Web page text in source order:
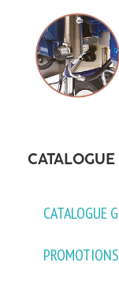
CATALOGUE
CATALOGUE
PROMOTIONS